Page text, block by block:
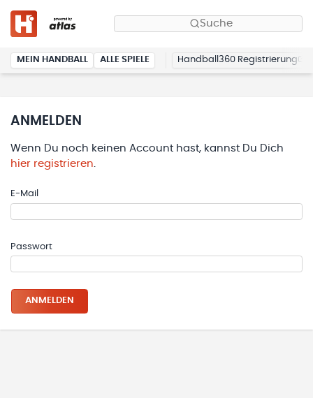
Suche
MEIN HANDBALL ALLE SPIELE Handball360 Registrierung
ANMELDEN
Wenn Du noch keinen Account hast, kannst Du Dich
hier registrieren.
E-Mail
Passwort
ANMELDEN